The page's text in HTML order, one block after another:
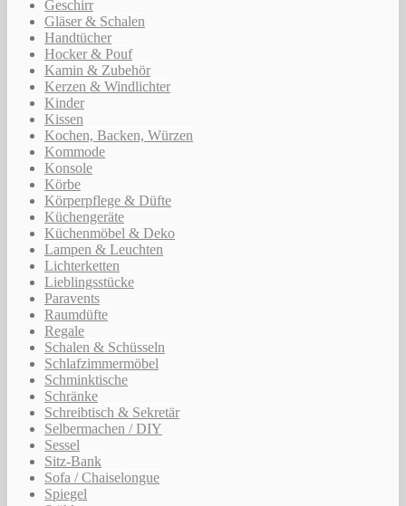
Geschirr
Gläser & Schalen
Handtücher
Hocker & Pouf
Kamin & Zubehör
Kerzen & Windlichter
Kinder
Kissen
Kochen, Backen, Würzen
Kommode
Konsole
Körbe
Körperpflege & Düfte
Küchengeräte
Küchenmöbel & Deko
Lampen & Leuchten
Lichterketten
Lieblingsstücke
Paravents
Raumdüfte
Regale
Schalen & Schüsseln
Schlafzimmermöbel
Schminktische
Schränke
Schreibtisch & Sekretär
Selbermachen / DIY
Sessel
Sitz-Bank
Sofa / Chaiselongue
Spiegel